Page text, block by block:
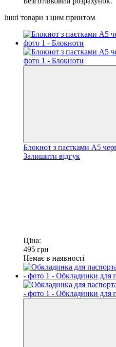
Інші товари з цим принтом
Блокнот з паєтками А5
Залишити відгук
Ціна:
495 грн
Немає в наявності